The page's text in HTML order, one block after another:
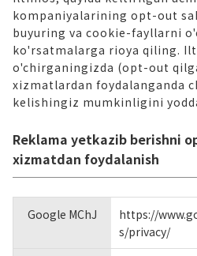
kompaniyalarining opt-out
buyuring va cookie-fayllarni
ko'rsatmalarga rioya qiling.
o'chirganingizda (opt-out
xizmatlardan foydalanganda
kelishingiz mumkinligini
Reklama yetkazib berishni
xizmatdan foydalanish
Google MChJ
https://
s/privacy/